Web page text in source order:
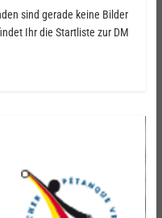
sind gerade keine Bilder
Ihr die Startliste zur DM